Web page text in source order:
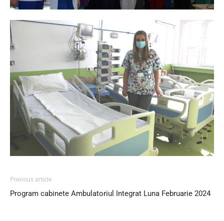
Previous article
Program cabinete Ambulatoriul Integrat Luna Februarie 2024